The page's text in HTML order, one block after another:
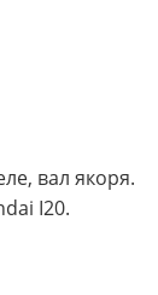
вал якоря.
I20.